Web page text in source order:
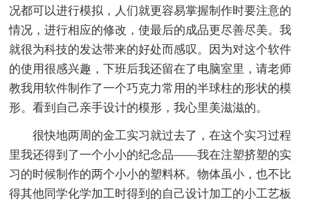
况都可以进行模拟，人们就更容易掌握制作时要注意的
情况，进行相应的修改，使最后的成品更尽善尽美。我
就很为科技的发达带来的好处而感叹。因为对这个软件
的使用很感兴趣，下班后我还留在了电脑室里，请老师
教我用软件制作了一个巧克力常用的半球柱的形状的模
形。看到自己亲手设计的模形，我心里美滋滋的。
很快地两周的金工实习就过去了，在这个实习过程
里我还得到了一个小小的纪念品——我在注塑挤塑的实
习的时候制作的两个小小的塑料杯。物体虽小，也不比
得其他同学化学加工时得到的自己设计加工的小工艺板